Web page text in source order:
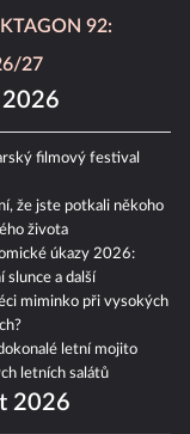
92:
27
2026
filmový festival
že jste potkali někoho
života
úkazy 2026:
slunce a další
miminko při vysokých
letní mojito
letních salátů
2026